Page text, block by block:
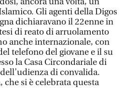
Gli agenti della Digos
dichiaravano il 22enne in
di reato di arruolamento
anche internazionale, con
telefono del giovane e il su
la Casa Circondariale di
di convalida.
che si è celebrata questa